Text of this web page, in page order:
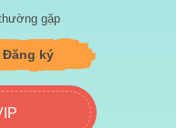
gặp
Đăng ký